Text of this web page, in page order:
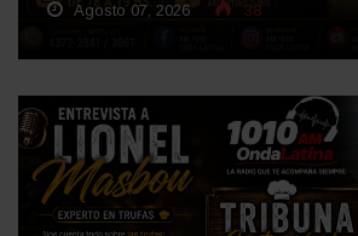
Agosto 07, 2026 38